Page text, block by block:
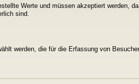
Werte und müssen akzeptiert werden,
sind.
werden, die für die Erfassung von